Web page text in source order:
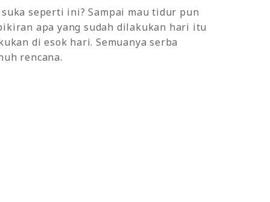
seperti ini? Sampai mau tidur pun
apa yang sudah dilakukan hari itu
di esok hari. Semuanya serba
rencana.